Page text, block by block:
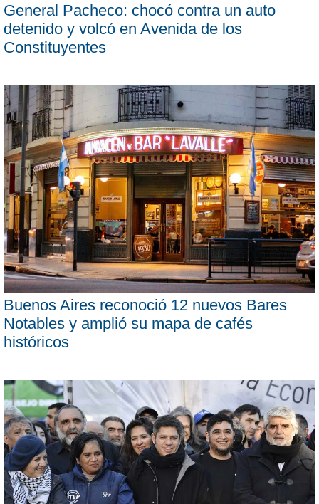
General Pacheco: chocó contra un auto
detenido y volcó en Avenida de los
Constituyentes
Buenos Aires reconoció 12 nuevos Bares
Notables y amplió su mapa de cafés
históricos